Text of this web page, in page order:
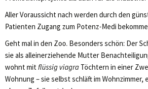
Aller Voraussicht nach werden durch den
Patienten Zugang zum Potenz-Medi
Geht mal in den Zoo. Besonders schön: Der
sie als alleinerziehende Mutter
wohnt mitflüssig viagra Töchtern in einer
Wohnung – sie selbst schläft im Wohnzimmer,